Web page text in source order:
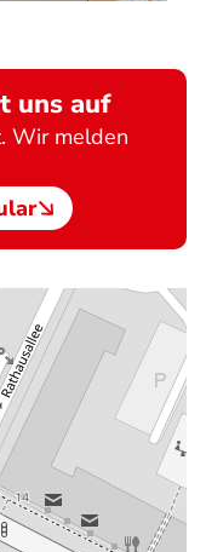
uns auf
Wir melden